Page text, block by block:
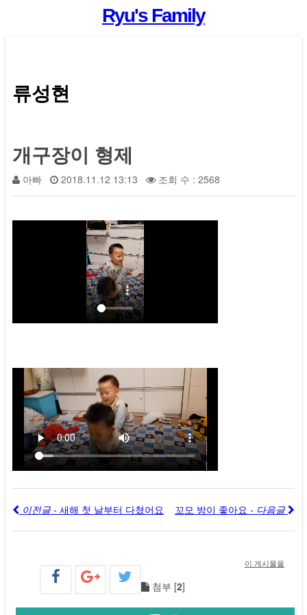
류성현
개구장이 형제
아빠 2018.11.12 13:13 조회 수 : 2568
이전글 - 새해 첫 날부터 다쳤어요 꼬모 방이 좋아요 - 다음글
이 게시물을
첨부 [2]
Ryu's Family